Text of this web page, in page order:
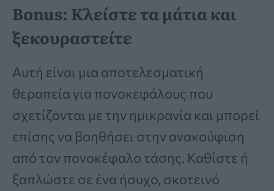
Bonus: Κλείστε τα μάτια και
ξεκουραστείτε
Αυτή είναι μια αποτελεσματική
θεραπεία για πονοκεφάλους που
σχετίζονται με την ημικρανία και μπορεί
επίσης να βοηθήσει στην ανακούφιση
από τον πονοκέφαλο τάσης. Καθίστε ή
ξαπλώστε σε ένα ήσυχο, σκοτεινό